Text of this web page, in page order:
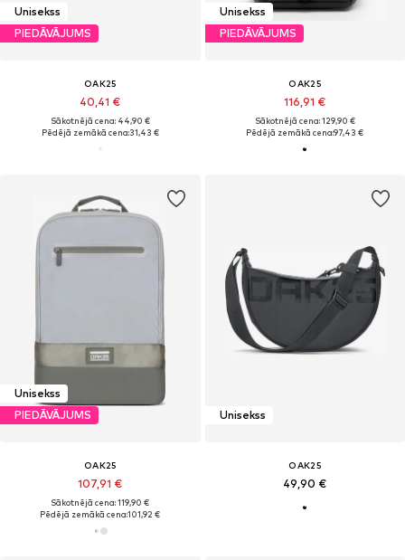
Unisekss
PIEDĀVĀJUMS
OAK25
40,41 €
Sākotnējā cena: 44,90 €
Pēdējā zemākā cena:31,43 €
Unisekss
PIEDĀVĀJUMS
OAK25
116,91 €
Sākotnējā cena: 129,90 €
Pēdējā zemākā cena:97,43 €
Unisekss
PIEDĀVĀJUMS
OAK25
107,91 €
Sākotnējā cena: 119,90 €
Pēdējā zemākā cena:101,92 €
Unisekss
OAK25
49,90 €